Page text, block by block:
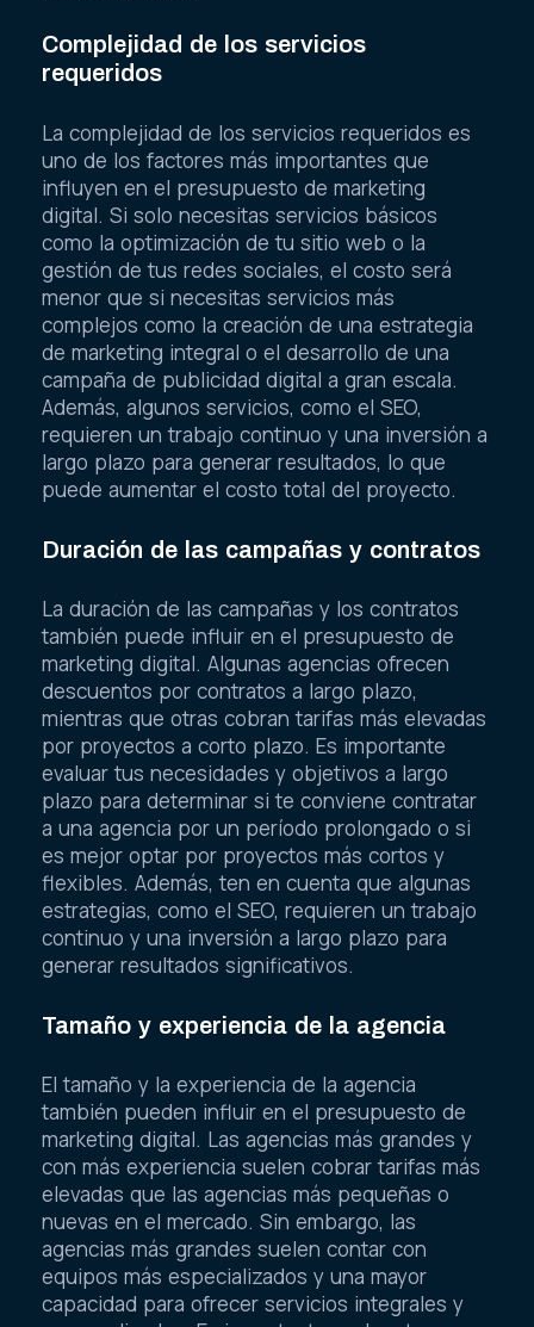
Complejidad de los servicios
requeridos
La complejidad de los servicios requeridos es
uno de los factores más importantes que
influyen en el presupuesto de marketing
digital. Si solo necesitas servicios básicos
como la optimización de tu sitio web o la
gestión de tus redes sociales, el costo será
menor que si necesitas servicios más
complejos como la creación de una estrategia
de marketing integral o el desarrollo de una
campaña de publicidad digital a gran escala.
Además, algunos servicios, como el SEO,
requieren un trabajo continuo y una inversión a
largo plazo para generar resultados, lo que
puede aumentar el costo total del proyecto.
Duración de las campañas y contratos
La duración de las campañas y los contratos
también puede influir en el presupuesto de
marketing digital. Algunas agencias ofrecen
descuentos por contratos a largo plazo,
mientras que otras cobran tarifas más elevadas
por proyectos a corto plazo. Es importante
evaluar tus necesidades y objetivos a largo
plazo para determinar si te conviene contratar
a una agencia por un período prolongado o si
es mejor optar por proyectos más cortos y
flexibles. Además, ten en cuenta que algunas
estrategias, como el SEO, requieren un trabajo
continuo y una inversión a largo plazo para
generar resultados significativos.
Tamaño y experiencia de la agencia
El tamaño y la experiencia de la agencia
también pueden influir en el presupuesto de
marketing digital. Las agencias más grandes y
con más experiencia suelen cobrar tarifas más
elevadas que las agencias más pequeñas o
nuevas en el mercado. Sin embargo, las
agencias más grandes suelen contar con
equipos más especializados y una mayor
capacidad para ofrecer servicios integrales y